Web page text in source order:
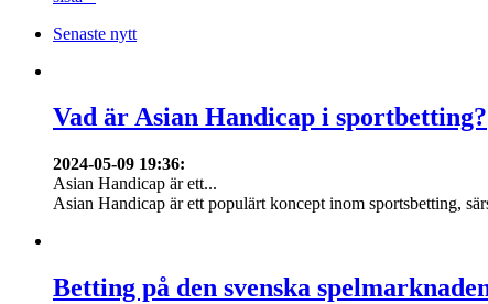
Senaste nytt
Vad är Asian Handicap i sportbetting?
2024-05-09 19:36:
Asian Handicap är ett...
Asian Handicap är ett populärt koncept inom sportsbetting,
Betting på den svenska